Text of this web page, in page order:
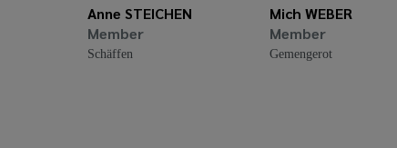
Anne STEICHEN
Member
Schäffen
Mich WEBER
Member
Gemengerot